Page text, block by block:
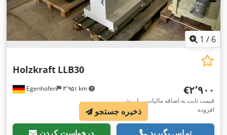
1 / 6
Egenhofen ۳٬۹۵۱ km
Holzkraft LLB30
‎€۲٬۹۰۰
قیمت ثابت به اضافه مالیات بر ارزش
افزوده
ذخیره جستجو